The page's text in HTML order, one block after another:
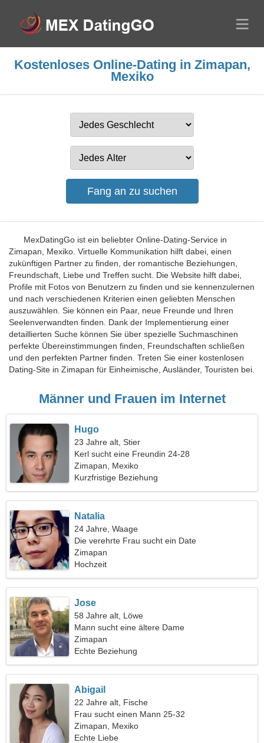
Kostenloses Online-Dating in Zimapan,
Mexiko
MexDatingGo ist ein beliebter Online-Dating-Service in
Zimapan, Mexiko. Virtuelle Kommunikation hilft dabei, einen
zukünftigen Partner zu finden, der romantische Beziehungen,
Freundschaft, Liebe und Treffen sucht. Die Website hilft dabei,
Profile mit Fotos von Benutzern zu finden und sie kennenzulernen
und nach verschiedenen Kriterien einen geliebten Menschen
auszuwählen. Sie können ein Paar, neue Freunde und Ihren
Seelenverwandten finden. Dank der Implementierung einer
detaillierten Suche können Sie über spezielle Suchmaschinen
perfekte Übereinstimmungen finden, Freundschaften schließen
und den perfekten Partner finden. Treten Sie einer kostenlosen
Dating-Site in Zimapan für Einheimische, Ausländer, Touristen bei.
Männer und Frauen im Internet
Hugo
23 Jahre alt, Stier
Kerl sucht eine Freundin 24-28
Zimapan, Mexiko
Kurzfristige Beziehung
Natalia
24 Jahre, Waage
Die verehrte Frau sucht ein Date
Zimapan
Hochzeit
Jose
58 Jahre alt, Löwe
Mann sucht eine ältere Dame
Zimapan
Echte Beziehung
Abigail
22 Jahre alt, Fische
Frau sucht einen Mann 25-32
Zimapan, Mexiko
Echte Liebe